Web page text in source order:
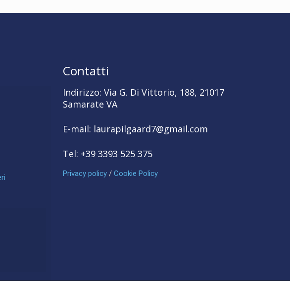
Contatti
Indirizzo: Via G. Di Vittorio, 188, 21017
Samarate VA
E-mail: laurapilgaard7@gmail.com
Tel: +39 3393 525 375
Privacy policy / Cookie Policy